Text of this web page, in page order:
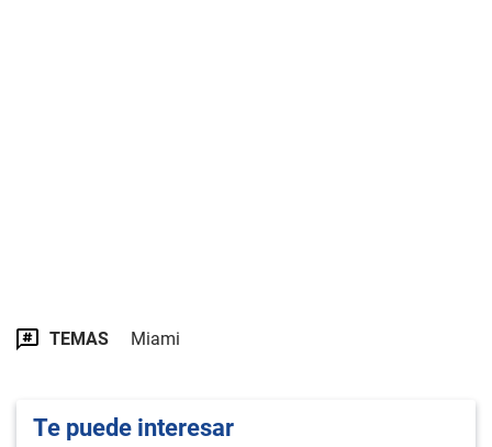
TEMAS Miami
Te puede interesar